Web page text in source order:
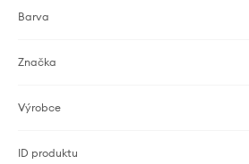
Barva
Značka
Výrobce
ID produktu